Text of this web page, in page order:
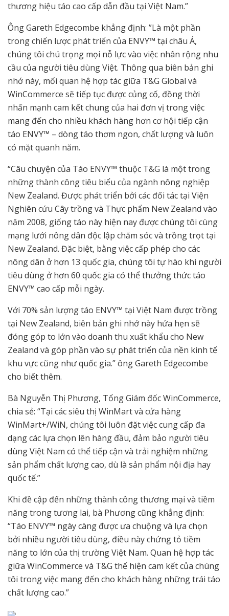
thương hiệu táo cao cấp dẫn đầu tại Việt Nam.”
Ông Gareth Edgecombe khẳng định: ”Là một phần
trong chiến lược phát triển của ENVY™ tại châu Á,
chúng tôi chú trọng mọi nỗ lực vào việc nhân rộng nhu
cầu của người tiêu dùng Việt. Thông qua biên bản ghi
nhớ này, mối quan hệ hợp tác giữa T&G Global và
WinCommerce sẽ tiếp tục được củng cố, đồng thời
nhấn mạnh cam kết chung của hai đơn vị trong việc
mang đến cho nhiều khách hàng hơn cơ hội tiếp cận
táo ENVY™ – dòng táo thơm ngon, chất lượng và luôn
có mặt quanh năm.
“Câu chuyện của Táo ENVY™ thuộc T&G là một trong
những thành công tiêu biểu của ngành nông nghiệp
New Zealand. Được phát triển bởi các đối tác tại Viện
Nghiên cứu Cây trồng và Thực phẩm New Zealand vào
năm 2008, giống táo này hiện nay được chúng tôi cùng
mạng lưới nông dân độc lập chăm sóc và trồng trọt tại
New Zealand. Đặc biệt, bằng việc cấp phép cho các
nông dân ở hơn 13 quốc gia, chúng tôi tự hào khi người
tiêu dùng ở hơn 60 quốc gia có thể thưởng thức táo
ENVY™ cao cấp mỗi ngày.
Với 70% sản lượng táo ENVY™ tại Việt Nam được trồng
tại New Zealand, biên bản ghi nhớ này hứa hẹn sẽ
đóng góp to lớn vào doanh thu xuất khẩu cho New
Zealand và góp phần vào sự phát triển của nền kinh tế
khu vực cũng như quốc gia.” ông Gareth Edgecombe
cho biết thêm.
Bà Nguyễn Thị Phương, Tổng Giám đốc WinCommerce,
chia sẻ: “Tại các siêu thị WinMart và cửa hàng
WinMart+/WiN, chúng tôi luôn đặt việc cung cấp đa
dạng các lựa chọn lên hàng đầu, đảm bảo người tiêu
dùng Việt Nam có thể tiếp cận và trải nghiệm những
sản phẩm chất lượng cao, dù là sản phẩm nội địa hay
quốc tế.”
Khi đề cập đến những thành công thương mại và tiềm
năng trong tương lai, bà Phương cũng khẳng định:
“Táo ENVY™ ngày càng được ưa chuộng và lựa chọn
bởi nhiều người tiêu dùng, điều này chứng tỏ tiềm
năng to lớn của thị trường Việt Nam. Quan hệ hợp tác
giữa WinCommerce và T&G thể hiện cam kết của chúng
tôi trong việc mang đến cho khách hàng những trái táo
chất lượng cao.”